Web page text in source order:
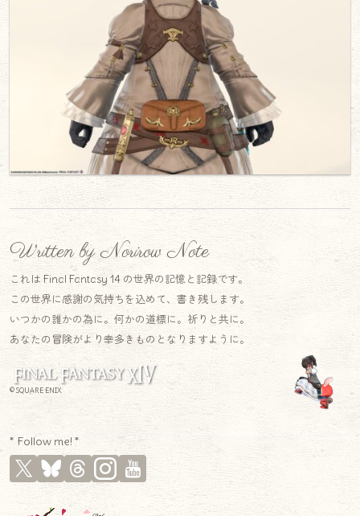
Written by Norirow Note
これは Final Fantasy 14 の世界の記憶と記録です。
この世界に感謝の気持ちを込めて、書き残します。
いつかの誰かの為に。何かの道標に。祈りと共に。
あなたの冒険がより幸多きものとなりますように。
© SQUARE ENIX
* Follow me! *